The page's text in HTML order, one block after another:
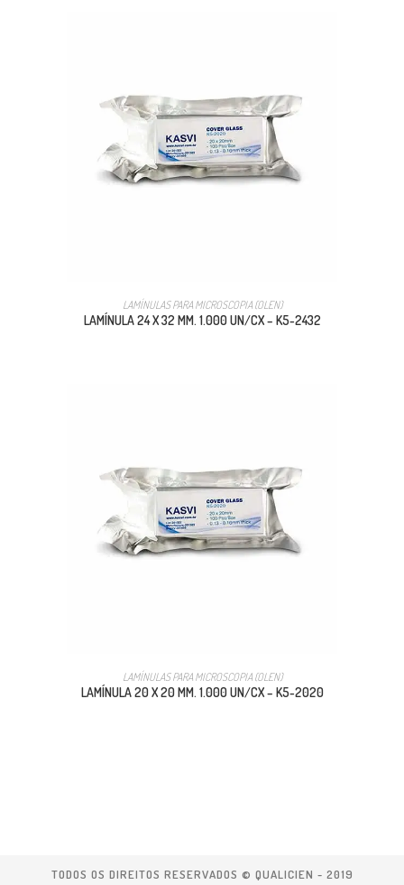
LAMÍNULAS PARA MICROSCOPIA (OLEN)
LAMÍNULA 24 X 32 MM. 1.000 UN/CX – K5-2432
LAMÍNULAS PARA MICROSCOPIA (OLEN)
LAMÍNULA 20 X 20 MM. 1.000 UN/CX – K5-2020
TODOS OS DIREITOS RESERVADOS © QUALICIEN - 2019